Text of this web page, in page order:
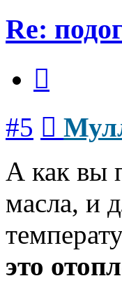
Re:
#5
А как вы
масла, и
это